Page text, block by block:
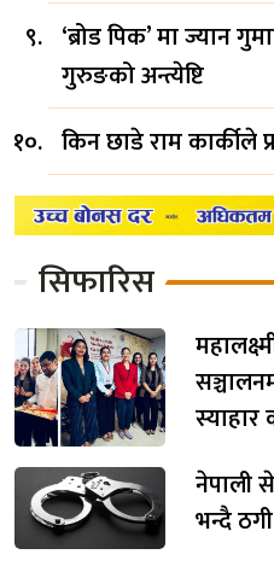
‘ब्रोड पिक’ मा ज्यान
गुरुङको अन्त्येष्टि
किन छाडे राम कार्कीले
सिफारिस
स्याहार
नेपाली
भन्दै